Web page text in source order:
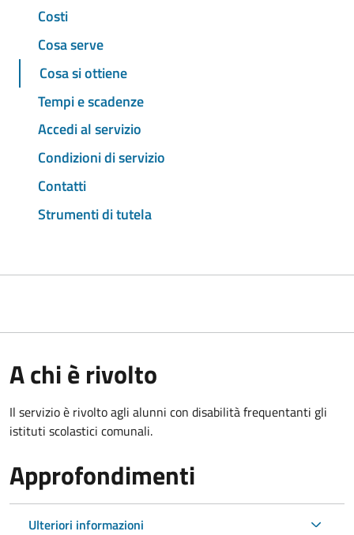
Costi
Cosa serve
Cosa si ottiene
Tempi e scadenze
Accedi al servizio
Condizioni di servizio
Contatti
Strumenti di tutela
A chi è rivolto
Il servizio è rivolto agli alunni con disabilità frequentanti gli
istituti scolastici comunali.
Approfondimenti
Ulteriori informazioni